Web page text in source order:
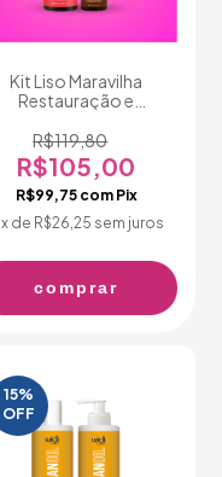
Kit Liso Maravilha
Restauração e
R$119,80
R$105,00
R$99,75 com Pix
x de R$26,25 sem juros
comprar
15%
OFF